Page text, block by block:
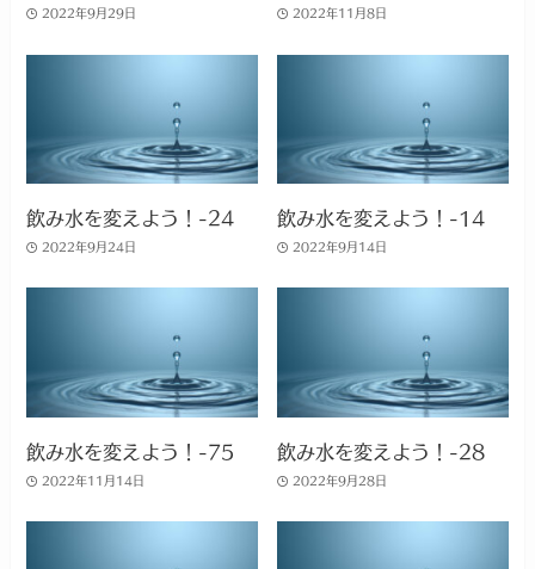
2022年9月29日 2022年11月8日
飲み水を変えよう！-24
2022年9月24日
飲み水を変えよう！-14
2022年9月14日
飲み水を変えよう！-75
2022年11月14日
飲み水を変えよう！-28
2022年9月28日